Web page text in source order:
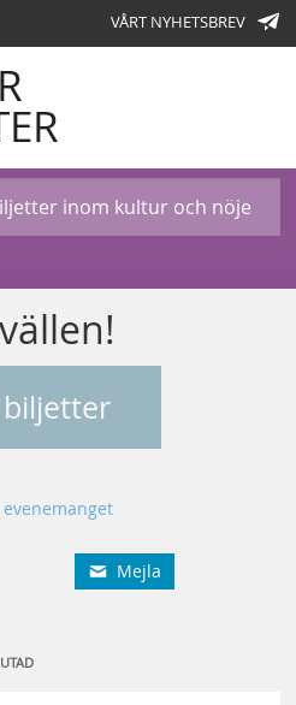
VÅRT NYHETSBREV
biljetter
Mejla